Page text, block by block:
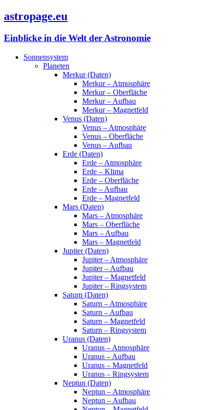
astropage.eu
Einblicke in die Welt der Astronomie
Sonnensystem
Planeten
Merkur (Daten)
Merkur – Atmosphäre
Merkur – Oberfläche
Merkur – Aufbau
Merkur – Magnetfeld
Venus (Daten)
Venus – Atmosphäre
Venus – Oberfläche
Venus – Aufbau
Erde (Daten)
Erde – Atmosphäre
Erde – Klima
Erde – Oberfläche
Erde – Aufbau
Erde – Magnetfeld
Mars (Daten)
Mars – Atmosphäre
Mars – Oberfläche
Mars – Aufbau
Mars – Magnetfeld
Jupiter (Daten)
Jupiter – Atmosphäre
Jupiter – Aufbau
Jupiter – Magnetfeld
Jupiter – Ringsystem
Saturn (Daten)
Saturn – Atmosphäre
Saturn – Aufbau
Saturn – Magnetfeld
Saturn – Ringsystem
Uranus (Daten)
Uranus – Atmosphäre
Uranus – Aufbau
Uranus – Magnetfeld
Uranus – Ringsystem
Neptun (Daten)
Neptun – Atmosphäre
Neptun – Aufbau